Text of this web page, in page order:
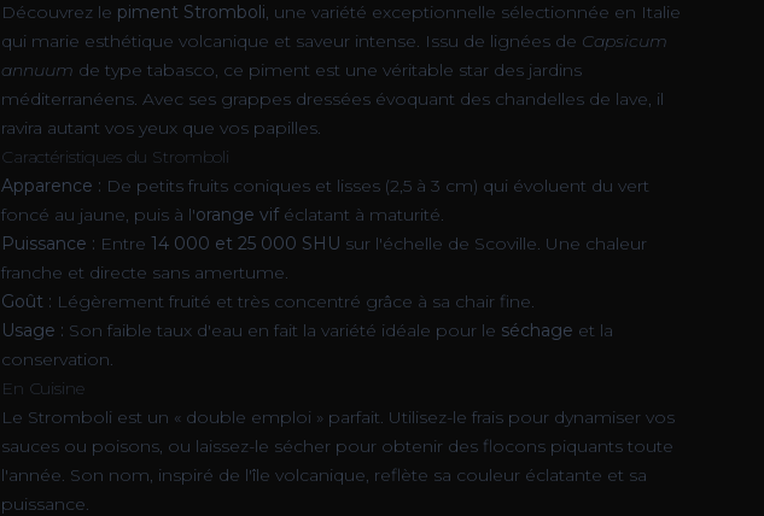
Découvrez le piment Stromboli, une variété exceptionnelle sélectionnée en Italie
qui marie esthétique volcanique et saveur intense. Issu de lignées de Capsicum
annuum de type tabasco, ce piment est une véritable star des jardins
méditerranéens. Avec ses grappes dressées évoquant des chandelles de lave, il
ravira autant vos yeux que vos papilles.
Caractéristiques du Stromboli
Apparence : De petits fruits coniques et lisses (2,5 à 3 cm) qui évoluent du vert
foncé au jaune, puis à l'orange viféclatant à maturité.
Puissance : Entre 14 000 et 25 000 SHU sur l'échelle de Scoville. Une chaleur
franche et directe sans amertume.
Goût : Légèrement fruité et très concentré grâce à sa chair fine.
Usage : Son faible taux d'eau en fait la variété idéale pour le séchage et la
conservation.
En Cuisine
Le Stromboli est un « double emploi » parfait. Utilisez-le frais pour dynamiser vos
sauces ou poisons, ou laissez-le sécher pour obtenir des flocons piquants toute
l'année. Son nom, inspiré de l'île volcanique, reflète sa couleur éclatante et sa
puissance.